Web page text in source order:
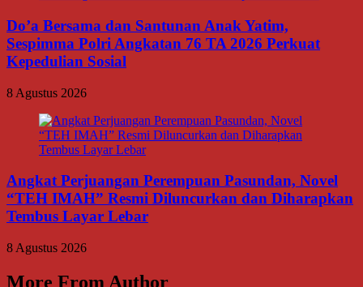
Do’a Bersama dan Santunan Anak Yatim,
Sespimma Polri Angkatan 76 TA 2026 Perkuat
Kepedulian Sosial
8 Agustus 2026
Angkat Perjuangan Perempuan Pasundan, Novel
“TEH IMAH” Resmi Diluncurkan dan Diharapkan
Tembus Layar Lebar
8 Agustus 2026
More From Author